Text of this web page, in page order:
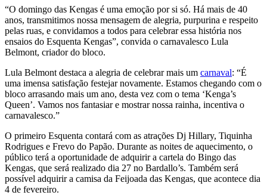
“O domingo das Kengas é uma emoção por si só. Há mais de 40
anos, transmitimos nossa mensagem de alegria, purpurina e respeito
pelas ruas, e convidamos a todos para celebrar essa história nos
ensaios do Esquenta Kengas”, convida o carnavalesco Lula
Belmont, criador do bloco.
Lula Belmont destaca a alegria de celebrar mais um carnaval: “É
uma imensa satisfação festejar novamente. Estamos chegando com o
bloco arrasando mais um ano, desta vez com o tema ‘Kenga’s
Queen’. Vamos nos fantasiar e mostrar nossa rainha, incentiva o
carnavalesco.”
O primeiro Esquenta contará com as atrações Dj Hillary, Tiquinha
Rodrigues e Frevo do Papão. Durante as noites de aquecimento, o
público terá a oportunidade de adquirir a cartela do Bingo das
Kengas, que será realizado dia 27 no Bardallo’s. Também será
possível adquirir a camisa da Feijoada das Kengas, que acontece dia
4 de fevereiro.